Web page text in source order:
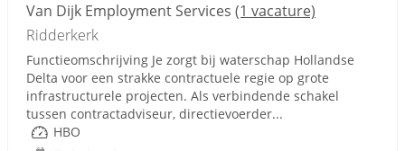
Van Dijk Employment Services (1 vacature)
Ridderkerk
Functieomschrijving Je zorgt bij waterschap Hollandse
Delta voor een strakke contractuele regie op grote
infrastructurele projecten. Als verbindende schakel
tussen contractadviseur, directievoerder...
HBO